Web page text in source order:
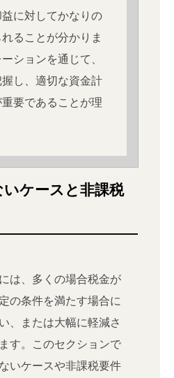
に対してかなりの
ることが分かりま
ションを通じて、
し、適切な資金計
要であることが理
ケースと非課税
は、多くの場合税金が
の条件を満たす場合に
、または大幅に軽減さ
す。このセクションで
いケースや非課税要件